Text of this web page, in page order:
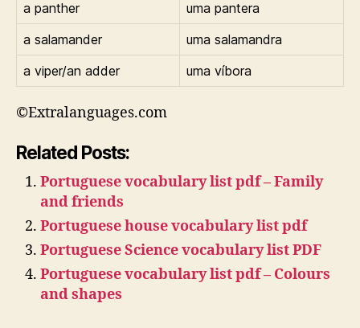
a panther
uma pantera
a salamander
uma salamandra
a viper/an adder
uma víbora
©Extralanguages.com
Related Posts:
Portuguese vocabulary list pdf – Family
and friends
Portuguese house vocabulary list pdf
Portuguese Science vocabulary list PDF
Portuguese vocabulary list pdf – Colours
and shapes